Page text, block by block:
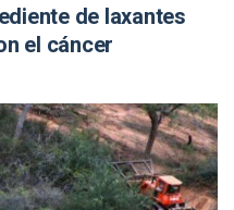
de laxantes
el cáncer